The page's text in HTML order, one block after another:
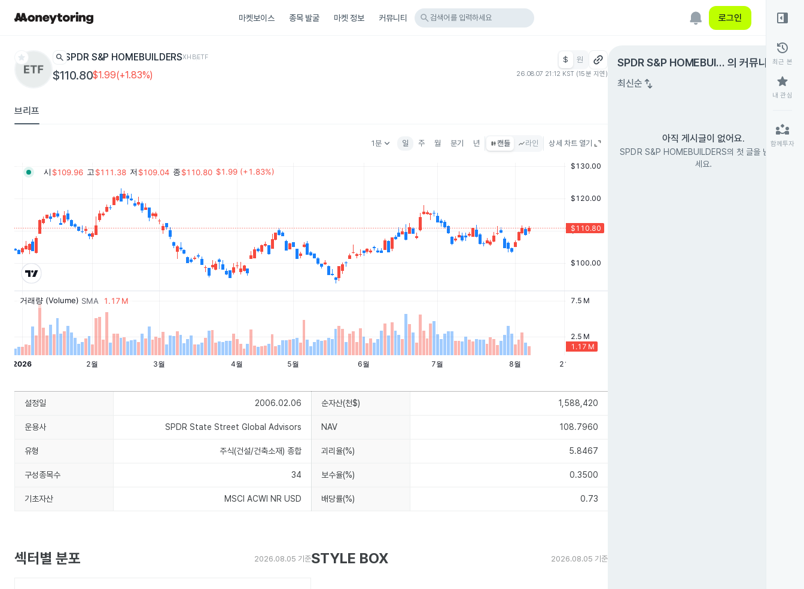
마켓보이스 종목 발굴 마켓 정보 커뮤니티 search 검색어를 입력하세요 로그인
star search SPDR S&P HOMEBUILDERSXHBETF
$110.80$1.99(+1.83%)
$ 원
26.08.07 21:12 KST (15분 지연)
브리프
1분keyboard_arrow_down 일 주 월 분기 년 캔들 라인 상세 차트 열기
SPDR S&P HOMEBUIL
DERS
의 커뮤니티expand_circle_right
최신순 swap_vert
아직 게시글이 없어요.
SPDR S&P HOMEBUILDERS의 첫 글을 남겨 보
세요.
right_panel_open
history
최근 본
star
내 관심
partner_exchange
함께투자